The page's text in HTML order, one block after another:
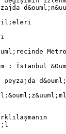
: İstanbul